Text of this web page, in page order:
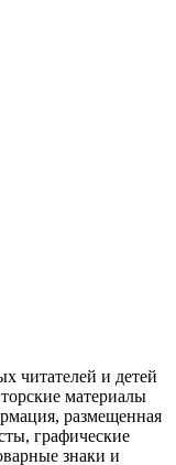
читателей и детей
материалы
размещенная
графические
знаки и